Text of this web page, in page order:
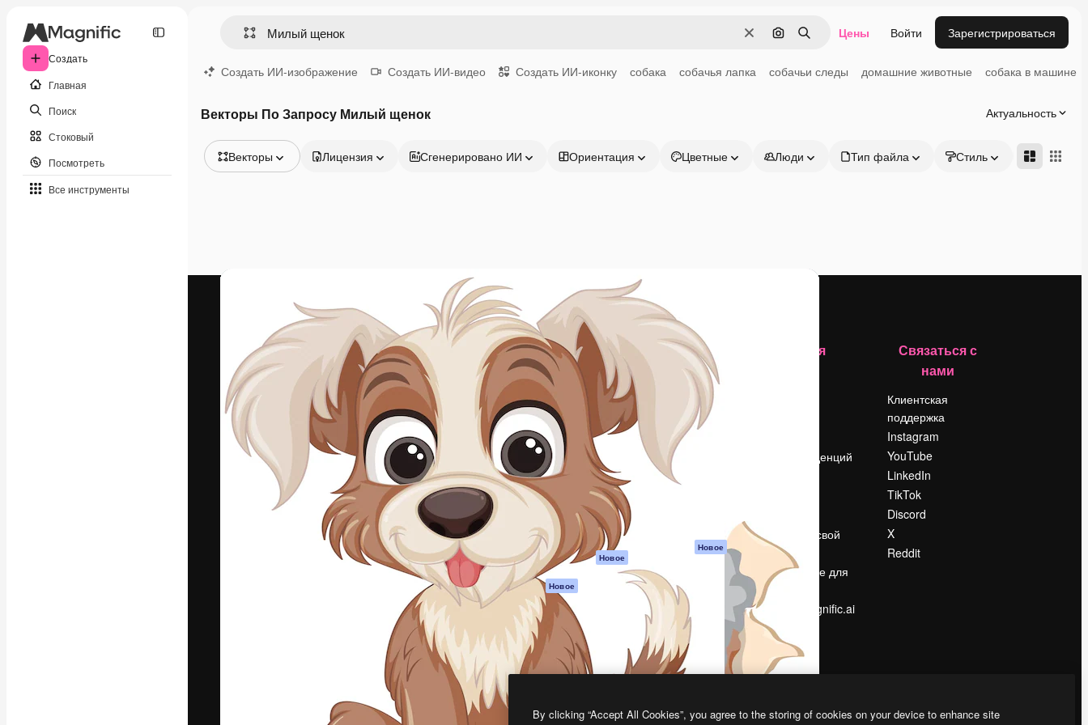
Создать
Главная
Поиск
Стоковый
Посмотреть
Все инструменты
ОчиститьПоиск по изображению
Поиск Цены Войти Зарегистрироваться
Создать ИИ-изображение Создать ИИ-видео Создать ИИ-иконку собака собачья лапка собачьи следы домашние животные собака в машине
Векторы По Запросу Милый щенок Актуальность
Векторы
Видео
3D-модели
Шрифты
Лицензия Сгенерировано ИИ Ориентация Цветные Люди Тип файла Стиль Адвансд
Креативная платформа для создания
ваших лучших работ. Более 1 миллиона
подписчиков среди креаторов,
предприятий, агентств и студий.
Pусский
Продукция
Spaces
ИИ-помощник
Генератор
изображений ИИ
Генератор видео
ИИ
Генератор голоса
на основе ИИ
Стоковый контент
MCP для
Claude/ChatGPT
Новое
Агенты Новое
API
Мобильное
приложение
Все инструменты
Magnific
Начать
Документация по
Пакету ИИ
Служба
поддержки
Условия и
конфиденциальности
Новое
Политика файлов
cookie
Центр доверия
Партнеры
Предприятие
Компания
Поиск тенденций
Продайте свой
контент
Помещение для
прессы
Ищете magnific.ai
Связаться с
нами
Клиентская
поддержка
Instagram
YouTube
LinkedIn
TikTok
Discord
X
Reddit
By clicking “Accept All Cookies”, you agree to the storing of cookies on your device to enhance site